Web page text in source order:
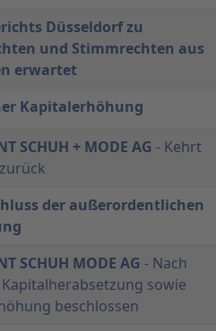
Düsseldorf zu
und Stimmrechten aus
erwartet
Kapitalerhöhung
SCHUH + MODE AG - Kehrt
der außerordentlichen
SCHUH MODE AG - Nach
sowie
beschlossen